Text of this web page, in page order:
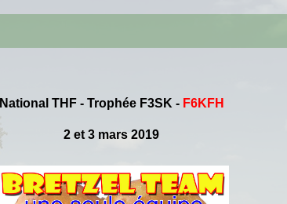
THF - Trophée F3SK - F6KFH
2 et 3 mars 2019